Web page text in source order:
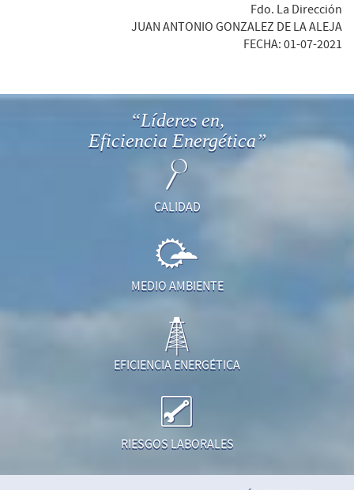
Fdo. La Dirección
JUAN ANTONIO GONZALEZ DE LA ALEJA
FECHA: 01-07-2021
“Líderes en,
Eficiencia Energética”
CALIDAD
MEDIO AMBIENTE
EFICIENCIA ENERGÉTICA
RIESGOS LABORALES